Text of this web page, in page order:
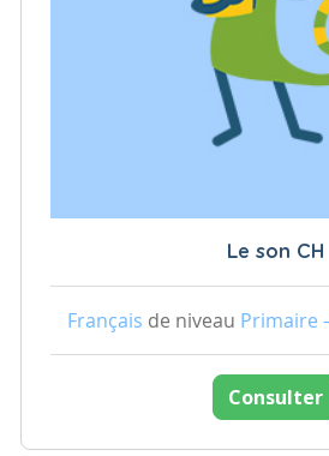
Le son CH
Français de niveau Primaire
Consulter